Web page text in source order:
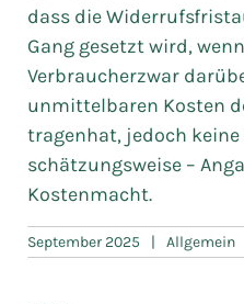
dass die
Gang gesetzt wird,
Verbraucherzwar
unmittelbaren Kosten
tragenhat, jedoch
schätzungsweise –
Kostenmacht.
September 2025 | Allgemein